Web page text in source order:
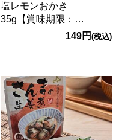
塩レモンおかき
35g【賞味期限：
149円 (税込)